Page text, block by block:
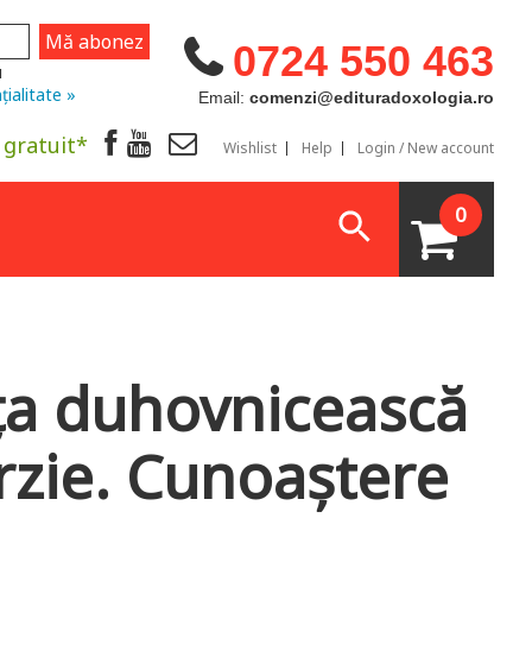
0724 550 463
Email: comenzi@edituradoxologia.ro
»
gratuit* Wishlist Help Login / New account
0
duhovnicească
Cunoaștere